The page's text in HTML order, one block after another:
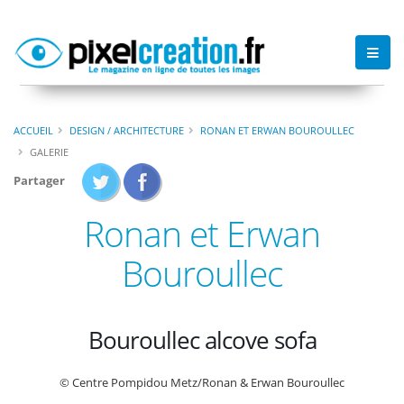
ACCUEIL DESIGN / ARCHITECTURE
RONAN ET ERWAN BOUROULLEC
GALERIE
Partager
Ronan et Erwan
Bouroullec
Bouroullec alcove sofa
© Centre Pompidou Metz/Ronan & Erwan Bouroullec